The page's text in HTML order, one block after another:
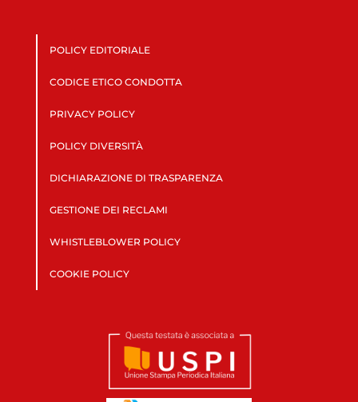
POLICY EDITORIALE
CODICE ETICO CONDOTTA
PRIVACY POLICY
POLICY DIVERSITÀ
DICHIARAZIONE DI TRASPARENZA
GESTIONE DEI RECLAMI
WHISTLEBLOWER POLICY
COOKIE POLICY